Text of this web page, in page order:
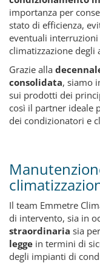
importanza per
stato di efficienza,
eventuali
climatizzazione degli
Grazie alla
consolidata, siamo
sui prodotti dei
così il partner ideale
dei condizionatori e
Il team Emmetre
di intervento, sia in
straordinaria sia
legge in termini di
degli impianti di